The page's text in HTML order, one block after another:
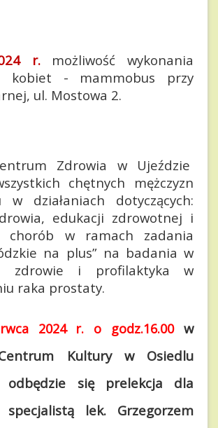
r.
możliwość wykonania
kobiet - mammobus przy
ul. Mostowa 2.
Zdrowia w Ujeździe
chętnych mężczyzn
w działaniach dotyczących:
edukacji zdrowotnej i
chorób w ramach zadania
na plus” na badania w
zdrowie i profilaktyka w
raka prostaty.
2024 r. o godz.16.00 w
Kultury w Osiedlu
odbędzie się prelekcja dla
lek. Grzegorzem